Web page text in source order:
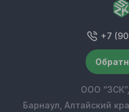
+7
ООО
Барнаул, Алтайский